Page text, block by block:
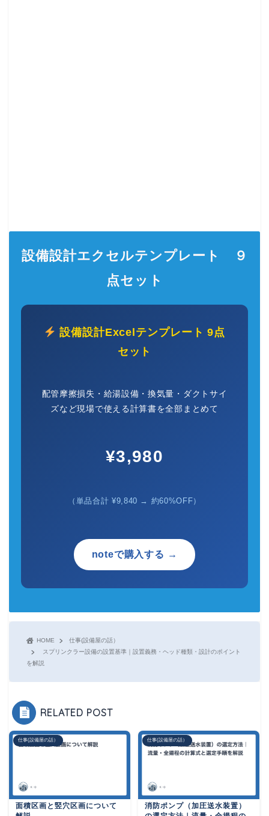
設備設計エクセルテンプレート ９
点セット
設備設計Excelテンプレート 9点
セット
配管摩擦損失・給湯設備・換気量・ダクトサイ
ズなど現場で使える計算書を全部まとめて
¥3,980
（単品合計 ¥9,840 → 約60%OFF）
noteで購入する →
HOME
仕事(設備屋の話）
スプリンクラー設備の設置基準｜設置義務・ヘッド種類・設計のポイント
を解説
RELATED POST
仕事(設備屋の話）
面積区画と竪穴区画について
仕事(設備屋の話）
消防ポンプ（加圧送水装置）